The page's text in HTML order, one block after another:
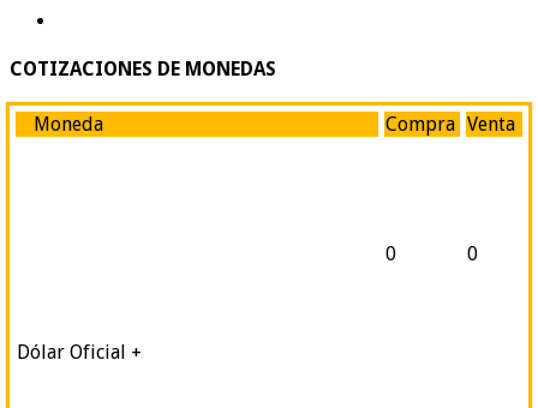
COTIZACIONES DE MONEDAS
Moneda Compra Venta
Dólar Oficial +
0 0